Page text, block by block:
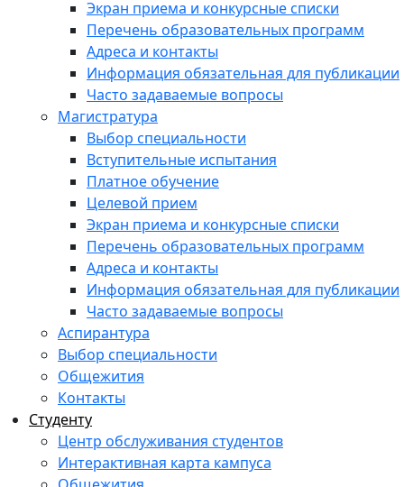
Экран приема и конкурсные списки
Перечень образовательных программ
Адреса и контакты
Информация обязательная для публикации
Часто задаваемые вопросы
Магистратура
Выбор специальности
Вступительные испытания
Платное обучение
Целевой прием
Экран приема и конкурсные списки
Перечень образовательных программ
Адреса и контакты
Информация обязательная для публикации
Часто задаваемые вопросы
Аспирантура
Выбор специальности
Общежития
Контакты
Студенту
Центр обслуживания студентов
Интерактивная карта кампуса